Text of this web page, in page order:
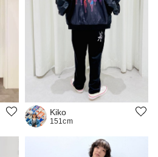
Kiko
151cm